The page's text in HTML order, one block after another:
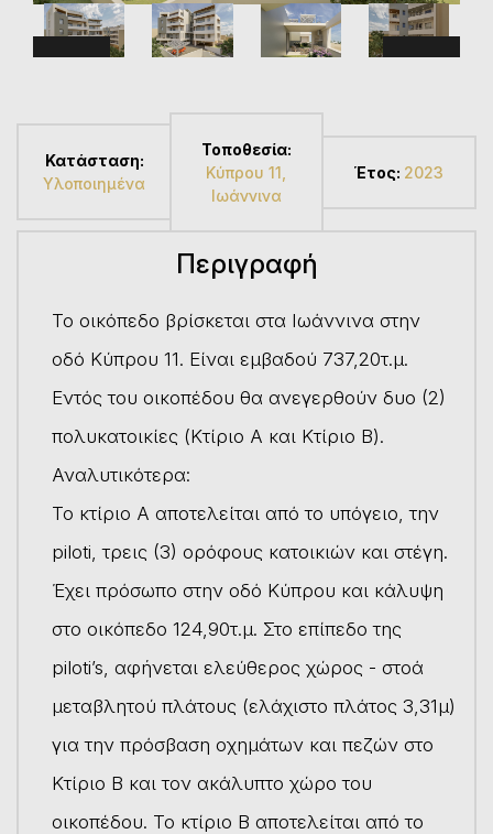
Κατάσταση:
Υλοποιημένα
Τοποθεσία:
Κύπρου 11,
Ιωάννινα
Έτος: 2023
Περιγραφή
Το οικόπεδο βρίσκεται στα Ιωάννινα στην
οδό Κύπρου 11. Είναι εμβαδού 737,20τ.μ.
Εντός του οικοπέδου θα ανεγερθούν δυο (2)
πολυκατοικίες (Κτίριο Α και Κτίριο Β).
Αναλυτικότερα:
Το κτίριο Α αποτελείται από το υπόγειο, την
piloti, τρεις (3) ορόφους κατοικιών και στέγη.
Έχει πρόσωπο στην οδό Κύπρου και κάλυψη
στο οικόπεδο 124,90τ.μ. Στο επίπεδο της
piloti’s, αφήνεται ελεύθερος χώρος - στοά
μεταβλητού πλάτους (ελάχιστο πλάτος 3,31μ)
για την πρόσβαση οχημάτων και πεζών στο
Κτίριο Β και τον ακάλυπτο χώρο του
οικοπέδου. Το κτίριο Β αποτελείται από το